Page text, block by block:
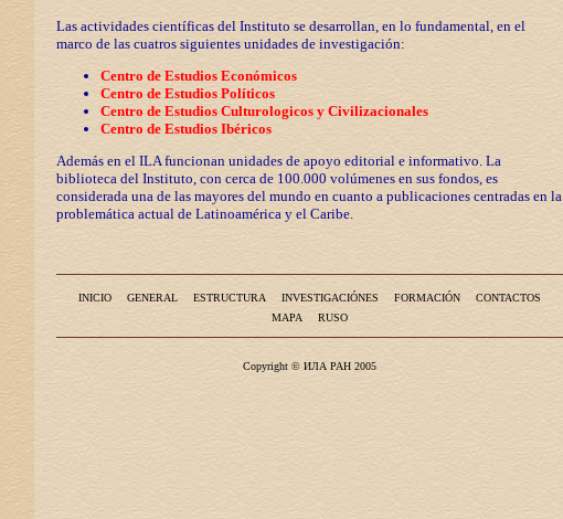
Las actividades científicas del Instituto se desarrollan, en lo fundamental, en el
marco de las cuatros siguientes unidades de investigación:
Centro de Estudios Económicos
Centro de Estudios Políticos
Centro de Estudios Culturologicos y Civilizacionales
Centro de Estudios Ibéricos
Además en el ILA funcionan unidades de apoyo editorial e informativo. La
biblioteca del Instituto, con cerca de 100.000 volúmenes en sus fondos, es
considerada una de las mayores del mundo en cuanto a publicaciones centradas en la
problemática actual de Latinoamérica y el Caribe.
INICIO GENERAL ESTRUCTURA INVESTIGACIÓNES FORMACIÓN
CONTACTOS
MAPA
RUSO
Copyright © ИЛА РАН 2005